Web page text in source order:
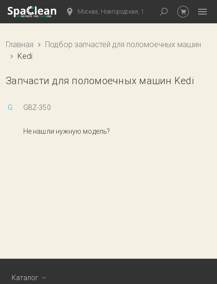
Москва, Новгородская, 1
Главная
Подбор запчастей для поломоечных машин
Kedi
Запчасти для поломоечных машин Kedi
G GBZ-350
Не нашли нужную модель?
Каталог